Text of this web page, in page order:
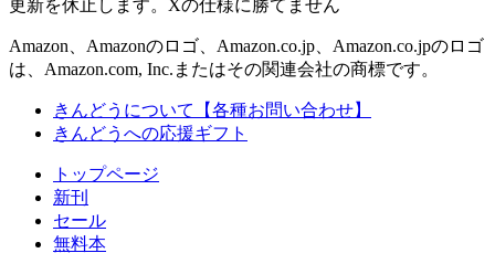
更新を休止します。Xの仕様に勝てません
Amazon、Amazonのロゴ、Amazon.co.jp、Amazon.co.jpのロゴ
は、Amazon.com, Inc.またはその関連会社の商標です。
きんどうについて【各種お問い合わせ】
きんどうへの応援ギフト
トップページ
新刊
セール
無料本